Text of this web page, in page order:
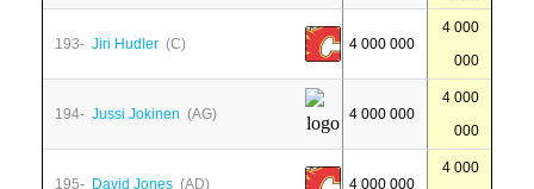
193- Jiri Hudler (C) 4 000 000
4 000
000
194- Jussi Jokinen (AG) 4 000 000
4 000
000
195- David Jones (AD) 4 000 000
4 000